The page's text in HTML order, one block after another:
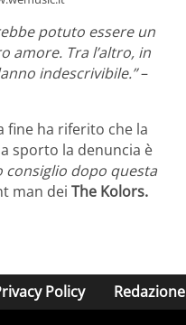
potuto essere un
amore. Tra l’altro, in
indescrivibile.”–
fine ha riferito che la
sporto la denuncia è
consiglio dopo questa
man dei The Kolors.
Policy Redazione